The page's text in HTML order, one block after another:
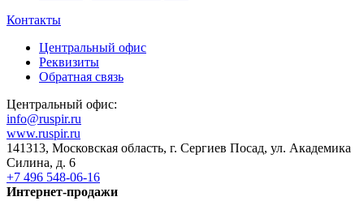
Контакты
Центральный офис
Реквизиты
Обратная связь
Центральный офис:
info@ruspir.ru
www.ruspir.ru
141313, Московская область, г. Сергиев Посад, ул. Академика
Силина, д. 6
+7 496 548-06-16
Интернет-продажи